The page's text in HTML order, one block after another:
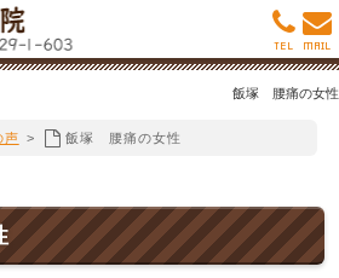
飯塚 腰痛の女性
声 > 飯塚 腰痛の女性
MAIL
TEL